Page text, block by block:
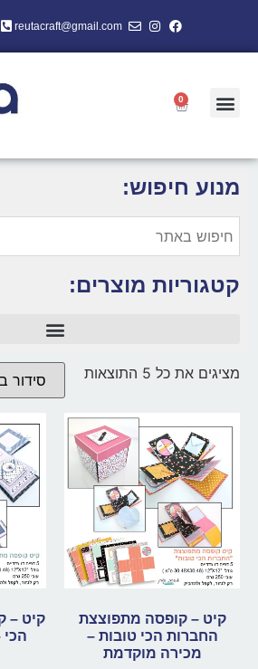
reutacraft@gmail.com
0
מנוע חיפוש:
קטגוריות מוצרים:
מציגים את כל ⁦5⁩ התוצאות
קיט – קופסה מתפוצצת
החברות הכי טובות –
מכירה מוקדמת
קיט –